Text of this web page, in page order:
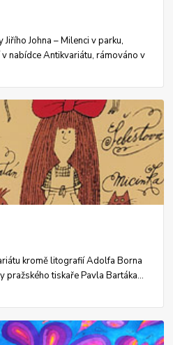
Johna – Milenci v parku,
nabídce Antikvariátu, rámováno v
kromě litografií Adolfa Borna
pražského tiskaře Pavla Bartáka...